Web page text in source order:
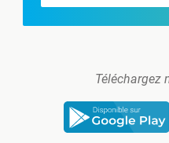
Téléchargez